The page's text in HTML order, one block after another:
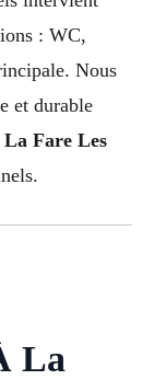
: WC,
Nous
et durable
Fare Les
La